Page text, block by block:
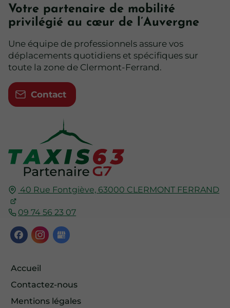
40 Rue Fontgiève, 63000 CLERMONT FERRAND
09 74 56 23 07
Accueil
Contactez-nous
Mentions légales
Votre partenaire de mobilité
privilégié au cœur de l’Auvergne
Une équipe de professionnels assure vos
déplacements quotidiens et spécifiques sur
toute la zone de Clermont-Ferrand.
Contact